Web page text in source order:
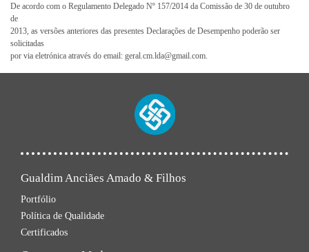
De acordo com o Regulamento Delegado Nº 157/2014 da Comissão de 30 de outubro
de
2013, as versões anteriores das presentes Declarações de Desempenho poderão ser
solicitadas
por via eletrónica através do email: geral.cm.lda@gmail.com.
Gualdim Anciães Amado & Filhos
Portfólio
Política de Qualidade
Certificados